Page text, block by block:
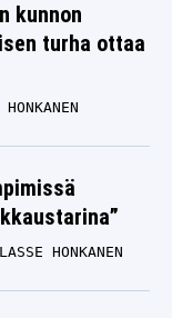
kunnon
turha ottaa
LASSE HONKANEN